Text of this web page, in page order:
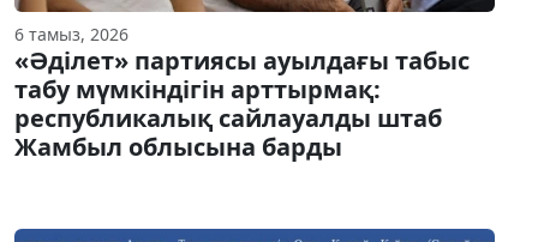
6 тамыз, 2026
«Әділет» партиясы ауылдағы табыс
табу мүмкіндігін арттырмақ:
республикалық сайлауалды штаб
Жамбыл облысына барды